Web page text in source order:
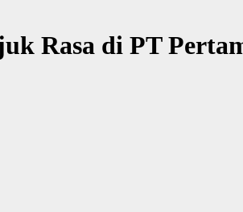
Rasa di PT